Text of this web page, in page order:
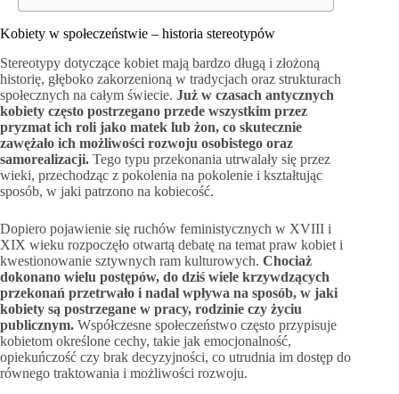
Kobiety w społeczeństwie – historia stereotypów
Stereotypy dotyczące kobiet mają bardzo długą i złożoną
historię, głęboko zakorzenioną w tradycjach oraz strukturach
społecznych na całym świecie. Już w czasach antycznych
kobiety często postrzegano przede wszystkim przez
pryzmat ich roli jako matek lub żon, co skutecznie
zawężało ich możliwości rozwoju osobistego oraz
samorealizacji. Tego typu przekonania utrwalały się przez
wieki, przechodząc z pokolenia na pokolenie i kształtując
sposób, w jaki patrzono na kobiecość.
Dopiero pojawienie się ruchów feministycznych w XVIII i
XIX wieku rozpoczęło otwartą debatę na temat praw kobiet i
kwestionowanie sztywnych ram kulturowych. Chociaż
dokonano wielu postępów, do dziś wiele krzywdzących
przekonań przetrwało i nadal wpływa na sposób, w jaki
kobiety są postrzegane w pracy, rodzinie czy życiu
publicznym. Współczesne społeczeństwo często przypisuje
kobietom określone cechy, takie jak emocjonalność,
opiekuńczość czy brak decyzyjności, co utrudnia im dostęp do
równego traktowania i możliwości rozwoju.